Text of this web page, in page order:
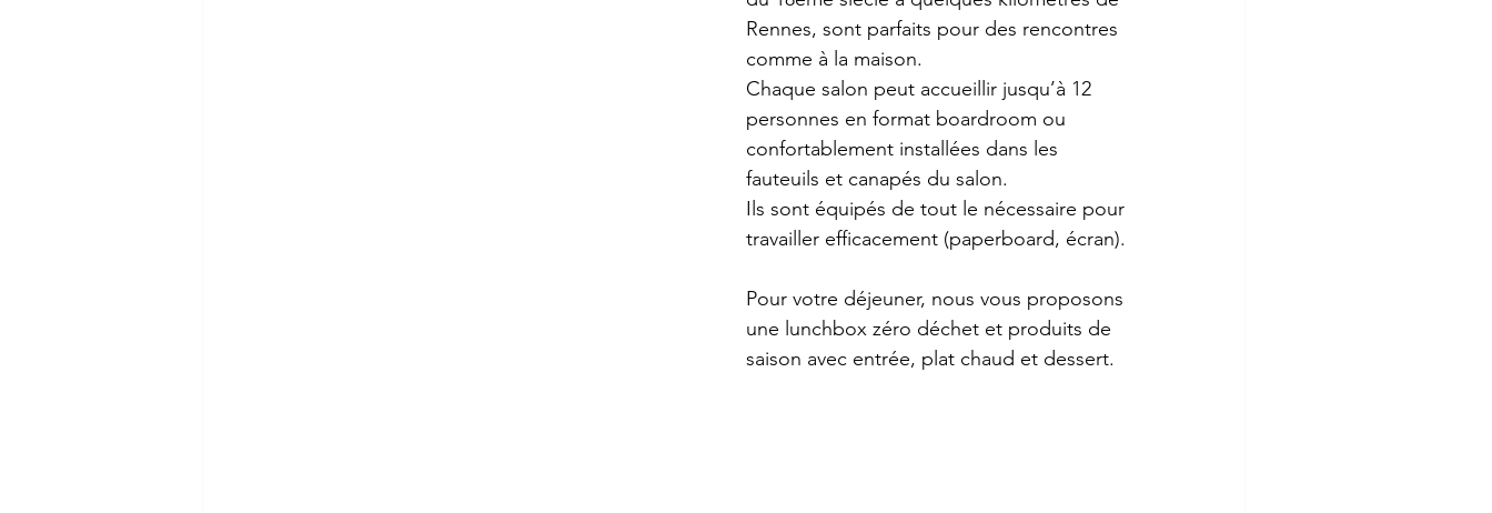
Rennes, sont parfaits pour des rencontres
comme à la maison.
Chaque salon peut accueillir jusqu’à 12
personnes en format boardroom ou
confortablement installées dans les
fauteuils et canapés du salon.
Ils sont équipés de tout le nécessaire pour
travailler efficacement (paperboard, écran).
Pour votre déjeuner, nous vous proposons
une lunchbox zéro déchet et produits de
saison avec entrée, plat chaud et dessert.